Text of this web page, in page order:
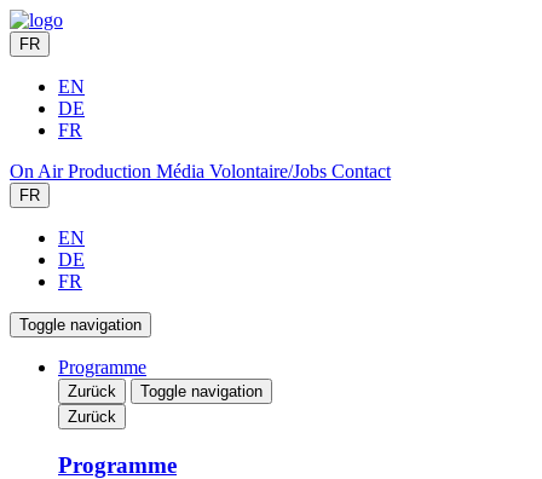
FR
EN
DE
FR
On AirProduction Média Volontaire/Jobs Contact
FR
EN
DE
FR
Toggle navigation
Programme
Zurück
Toggle navigation
Zurück
Programme